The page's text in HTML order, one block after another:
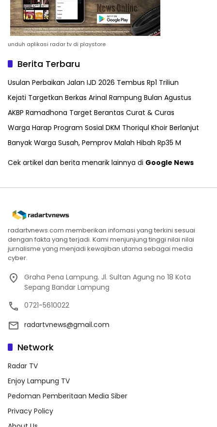
unduh aplikasi radar tv di playstore
Berita Terbaru
Usulan Perbaikan Jalan IJD 2026 Tembus Rp1 Triliun
Kejati Targetkan Berkas Arinal Rampung Bulan Agustus
AKBP Ramadhona Target Berantas Curat & Curas
Warga Harap Program Sosial DKM Thoriqul Khoir Berlanjut
Banyak Warga Susah, Pemprov Malah Hibah Rp35 M
Cek artikel dan berita menarik lainnya di Google News
radartvnews.com memberikan infomasi yang terkini sesuai
dengan fakta yang terjadi. Kami menjunjung tinggi nilai nilai
jurnalisme yang menjadi kewajiban utama sebagai media
cyber.
Graha Pena Lampung. Jl. Sultan Agung no 18 Kota
Sepang Bandar Lampung
0721-5610022
radartvnews@gmail.com
Network
Radar TV
Enjoy Lampung TV
Pedoman Pemberitaan Media Siber
Privacy Policy